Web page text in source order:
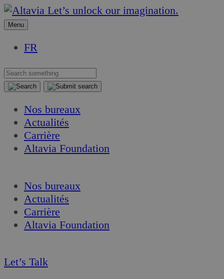
Aller
au
Aller
au
Let’s unlock our imagination.
Menu
FR
Nos bureaux
Actualités
Carrière
Altavia Foundation
Nos bureaux
Actualités
Carrière
Altavia Foundation
Let’s Talk